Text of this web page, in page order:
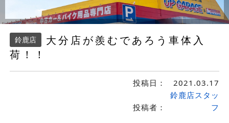
鈴鹿店
大分店が羨むであろう車体入
荷！！
投稿日： 2021.03.17
投稿者：
鈴鹿店スタッ
フ